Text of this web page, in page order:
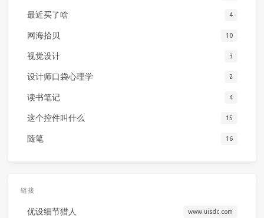
最近买了啥 4
网海拾贝 10
视觉设计 3
设计师口袋心理学 2
读书笔记 4
这个控件叫什么 15
随笔 16
链接
优设细节猎人 www.uisdc.com